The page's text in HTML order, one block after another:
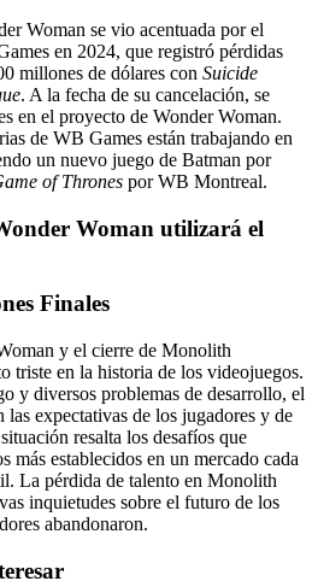
Woman se vio acentuada por el
en 2024, que registró pérdidas
millones de dólares con Suicide
. A la fecha de su cancelación, se
en el proyecto de Wonder Woman.
de WB Games están trabajando en
un nuevo juego de Batman por
of Thrones por WB Montreal.
Finales
y el cierre de Monolith
triste en la historia de los videojuegos.
y diversos problemas de desarrollo, el
expectativas de los jugadores y de
resalta los desafíos que
más establecidos en un mercado cada
La pérdida de talento en Monolith
inquietudes sobre el futuro de los
abandonaron.